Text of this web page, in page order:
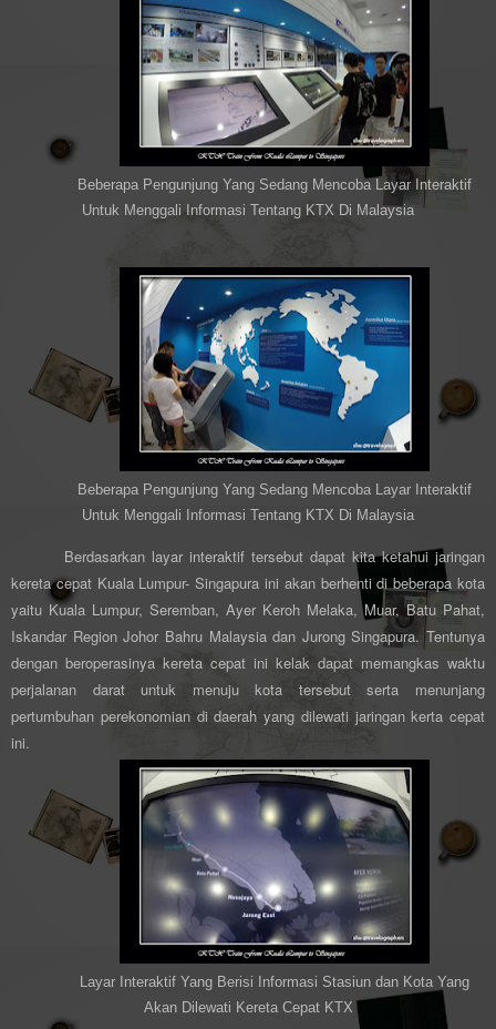
Beberapa Pengunjung Yang Sedang Mencoba Layar Interaktif
Untuk Menggali Informasi Tentang KTX Di Malaysia
Beberapa Pengunjung Yang Sedang Mencoba Layar Interaktif
Untuk Menggali Informasi Tentang KTX Di Malaysia
Berdasarkan layar interaktif tersebut dapat kita ketahui jaringan
kereta cepat Kuala Lumpur- Singapura ini akan berhenti di beberapa kota
yaitu Kuala Lumpur, Seremban, Ayer Keroh Melaka, Muar, Batu Pahat,
Iskandar Region Johor Bahru Malaysia dan Jurong Singapura. Tentunya
dengan beroperasinya kereta cepat ini kelak dapat memangkas waktu
perjalanan darat untuk menuju kota tersebut serta menunjang
pertumbuhan perekonomian di daerah yang dilewati jaringan kerta cepat
ini.
Layar Interaktif Yang Berisi Informasi Stasiun dan Kota Yang
Akan Dilewati Kereta Cepat KTX